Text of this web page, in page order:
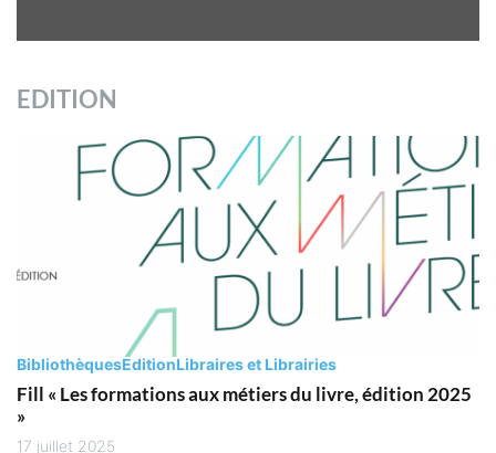
EDITION
BibliothèquesEditionLibraires et Librairies
Fill « Les formations aux métiers du livre, édition 2025
»
17 juillet 2025